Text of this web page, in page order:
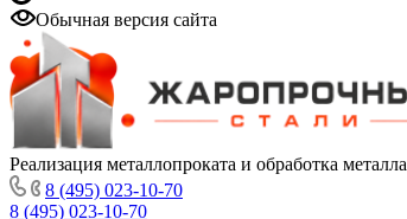
Обычная версия сайта
Реализация металлопроката и обработка металла
8 (495) 023-10-70
8 (495) 023-10-70